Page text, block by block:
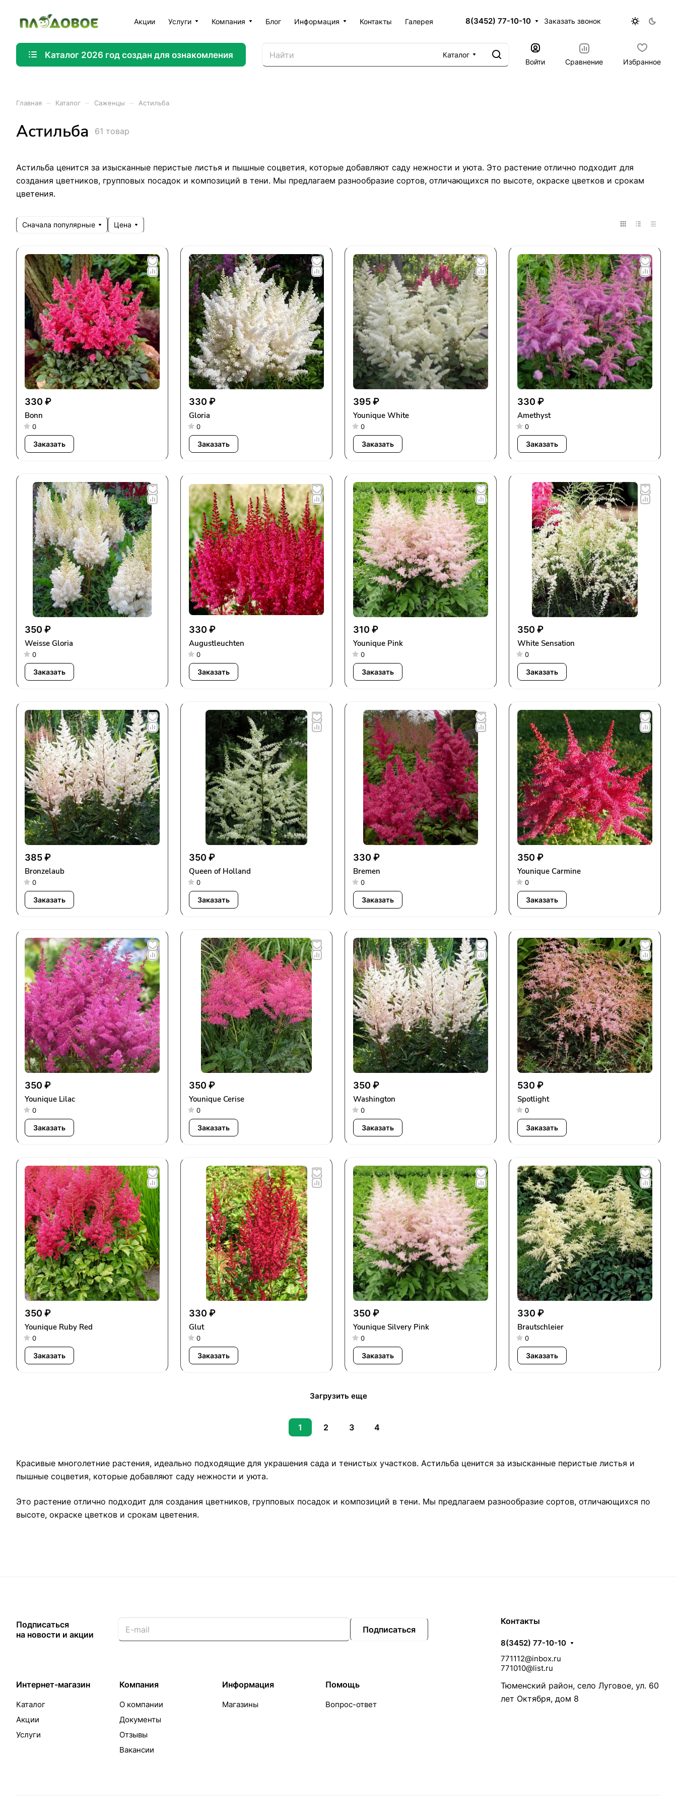
Акции Услуги Компания Блог Информация Контакты Галерея 8(3452) 77-10-10 Заказать звонок
Каталог 2026 год создан для ознакомления
Каталог
Войти
Сравнение Избранное
Главная Каталог Саженцы Астильба
Астильба 61 товар
Астильба ценится за изысканные перистые листья и пышные соцветия, которые добавляют саду нежности и уюта. Это растение отлично подходит для
создания цветников, групповых посадок и композиций в тени. Мы предлагаем разнообразие сортов, отличающихся по высоте, окраске цветков и срокам
цветения.
Сначала популярные Цена
330 ₽
Bonn
0
Заказать
330 ₽
Gloria
0
Заказать
395 ₽
Younique White
0
Заказать
330 ₽
Amethyst
0
Заказать
350 ₽
Weisse Gloria
0
Заказать
330 ₽
Augustleuchten
0
Заказать
310 ₽
Younique Pink
0
Заказать
350 ₽
White Sensation
0
Заказать
385 ₽
Bronzelaub
0
Заказать
350 ₽
Queen of Holland
0
Заказать
330 ₽
Bremen
0
Заказать
350 ₽
Younique Carmine
0
Заказать
350 ₽
Younique Lilac
0
Заказать
350 ₽
Younique Cerise
0
Заказать
350 ₽
Washington
0
Заказать
530 ₽
Spotlight
0
Заказать
350 ₽
Younique Ruby Red
0
Заказать
330 ₽
Glut
0
Заказать
350 ₽
Younique Silvery Pink
0
Заказать
330 ₽
Brautschleier
0
Заказать
Загрузить еще
1 2 3 4
Красивые многолетние растения, идеально подходящие для украшения сада и тенистых участков. Астильба ценится за изысканные перистые листья и
пышные соцветия, которые добавляют саду нежности и уюта.
Это растение отлично подходит для создания цветников, групповых посадок и композиций в тени. Мы предлагаем разнообразие сортов, отличающихся по
высоте, окраске цветков и срокам цветения.
Подписаться
на новости и акции
Подписаться
Интернет-магазин
Каталог
Акции
Услуги
Компания
О компании
Документы
Отзывы
Вакансии
Информация
Магазины
Помощь
Вопрос-ответ
Контакты
8(3452) 77-10-10
771112@inbox.ru
771010@list.ru
Тюменский район, село Луговое, ул. 60
лет Октября, дом 8